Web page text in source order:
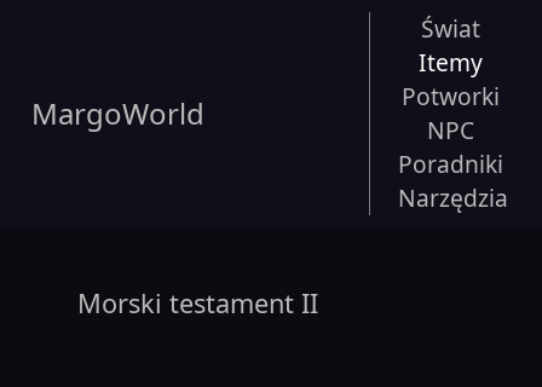
MargoWorld
Świat
Itemy
Potworki
NPC
Poradniki
Narzędzia
Morski testament II